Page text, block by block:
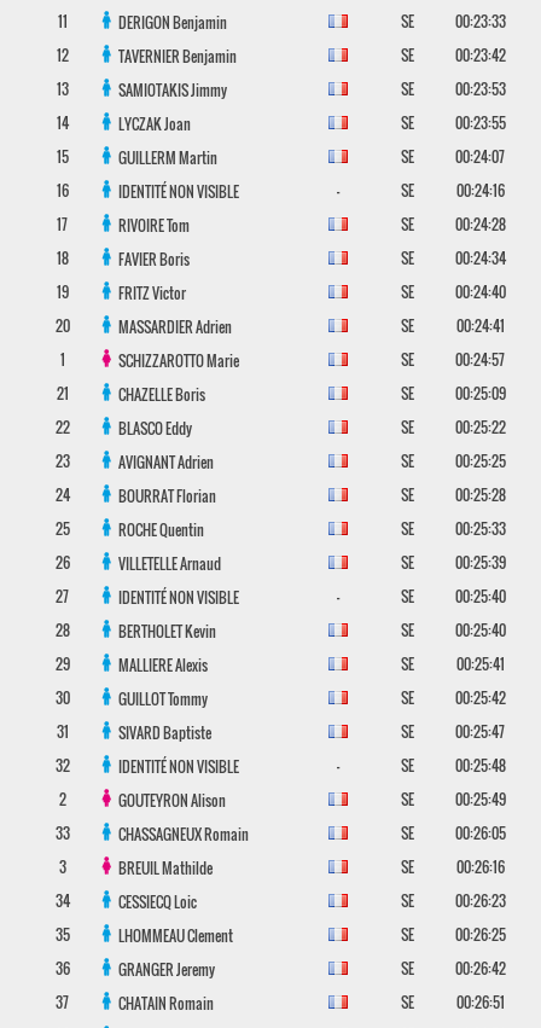
11
DERIGONBenjamin SE
00:23:33
12
TAVERNIERBenjamin SE
00:23:42
13
SAMIOTAKISJimmy SE
00:23:53
14
LYCZAKJoan SE
00:23:55
15
GUILLERMMartin SE
00:24:07
16
IDENTITÉ NON VISIBLE - SE
00:24:16
17
RIVOIRETom SE
00:24:28
18
FAVIERBoris SE
00:24:34
19
FRITZVictor SE
00:24:40
20
MASSARDIERAdrien SE
00:24:41
1
SCHIZZAROTTOMarie SE
00:24:57
21
CHAZELLEBoris SE
00:25:09
22
BLASCOEddy SE
00:25:22
23
AVIGNANTAdrien SE
00:25:25
24
BOURRATFlorian SE
00:25:28
25
ROCHEQuentin SE
00:25:33
26
VILLETELLEArnaud SE
00:25:39
27
IDENTITÉ NON VISIBLE - SE
00:25:40
28
BERTHOLETKevin SE
00:25:40
29
MALLIEREAlexis SE
00:25:41
30
GUILLOTTommy SE
00:25:42
31
SIVARDBaptiste SE
00:25:47
32
IDENTITÉ NON VISIBLE - SE
00:25:48
2
GOUTEYRONAlison SE
00:25:49
33
CHASSAGNEUXRomain SE
00:26:05
3
BREUILMathilde SE
00:26:16
34
CESSIECQLoic SE
00:26:23
35
LHOMMEAUClement SE
00:26:25
36
GRANGERJeremy SE
00:26:42
37
CHATAINRomain SE
00:26:51